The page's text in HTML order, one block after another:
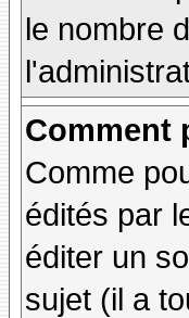
le nombre
Comment
Comme
édités par
éditer un
sujet (il a